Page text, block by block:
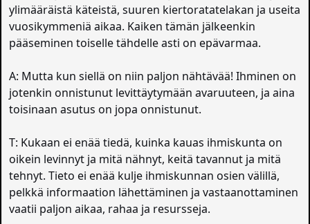
ylimääräistä käteistä, suuren kiertoratatelakan ja useita
vuosikymmeniä aikaa. Kaiken tämän jälkeenkin
pääseminen toiselle tähdelle asti on epävarmaa.
A: Mutta kun siellä on niin paljon nähtävää! Ihminen on
jotenkin onnistunut levittäytymään avaruuteen, ja aina
toisinaan asutus on jopa onnistunut.
T: Kukaan ei enää tiedä, kuinka kauas ihmiskunta on
oikein levinnyt ja mitä nähnyt, keitä tavannut ja mitä
tehnyt. Tieto ei enää kulje ihmiskunnan osien välillä,
pelkkä informaation lähettäminen ja vastaanottaminen
vaatii paljon aikaa, rahaa ja resursseja.